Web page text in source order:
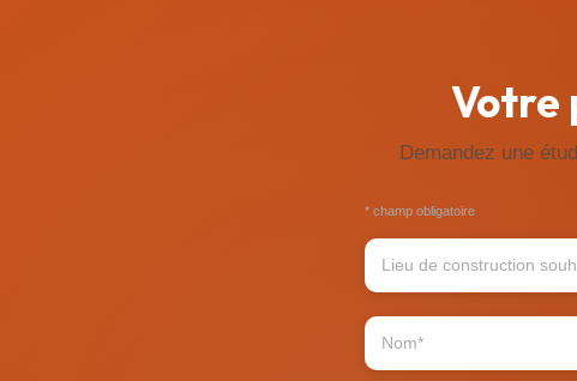
Votre
Demandez une
* champ obligatoire